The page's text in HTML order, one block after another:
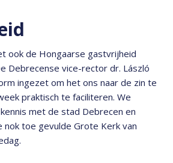
ook de Hongaarse gastvrijheid
Debrecense vice-rector dr. László
ingezet om het ons naar de zin te
praktisch te faciliteren. We
met de stad Debrecen en
toe gevulde Grote Kerk van